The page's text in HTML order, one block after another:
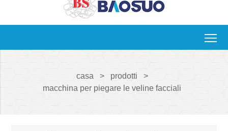
casa > prodotti
>
macchina per piegare le veline facciali